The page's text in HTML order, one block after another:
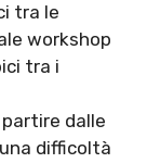
tra le
workshop
tra i
partire dalle
difficoltà